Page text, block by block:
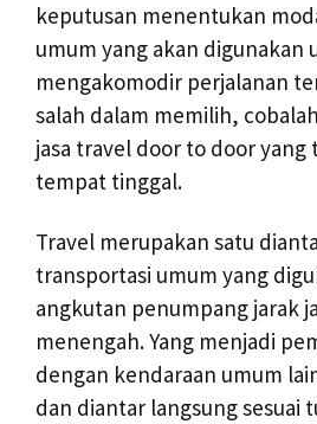
keputusan menentukan
umum yang akan digunakan
mengakomodir perjalanan
salah dalam memilih,
jasa travel door to door yang
tempat tinggal.
Travel merupakan satu
transportasi umum yang
angkutan penumpang jarak
menengah. Yang menjadi
dengan kendaraan umum
dan diantar langsung sesuai